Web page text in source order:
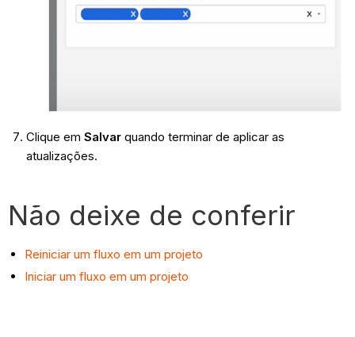
Clique em Salvarquando terminar de aplicar as
atualizações.
Não deixe de conferir
Reiniciar um fluxo em um projeto
Iniciar um fluxo em um projeto